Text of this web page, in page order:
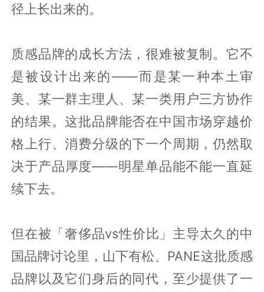
径上长出来的。
质感品牌的成长方法，很难被复制。它不
是被设计出来的——而是某一种本土审
美、某一群主理人、某一类用户三方协作
的结果。这批品牌能否在中国市场穿越价
格上行、消费分级的下一个周期，仍然取
决于产品厚度——明星单品能不能一直延
续下去。
但在被「奢侈品vs性价比」主导太久的中
国品牌讨论里，山下有松、PANE这批质感
品牌以及它们身后的同代，至少提供了一